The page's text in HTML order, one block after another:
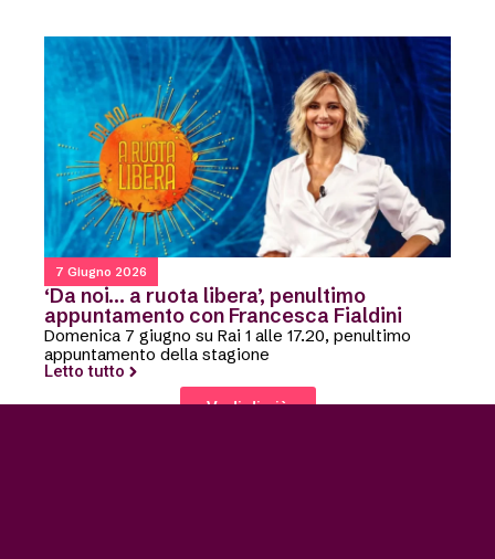
7 Giugno 2026
‘Da noi… a ruota libera’, penultimo
appuntamento con Francesca Fialdini
Domenica 7 giugno su Rai 1 alle 17.20, penultimo
appuntamento della stagione
Letto tutto
Vedi di più